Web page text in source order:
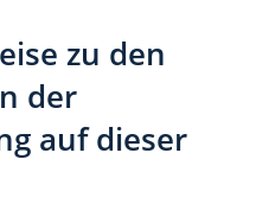
zu den
der
auf dieser